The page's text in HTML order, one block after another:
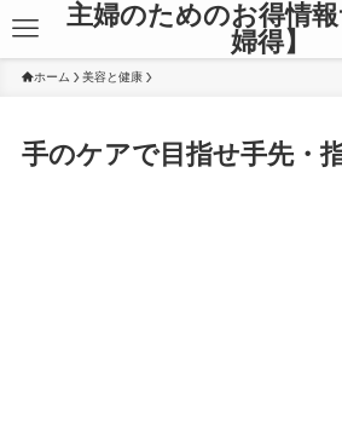
主婦のためのお得情
婦得】
ホーム 美容と健康
手のケアで目指せ手先・